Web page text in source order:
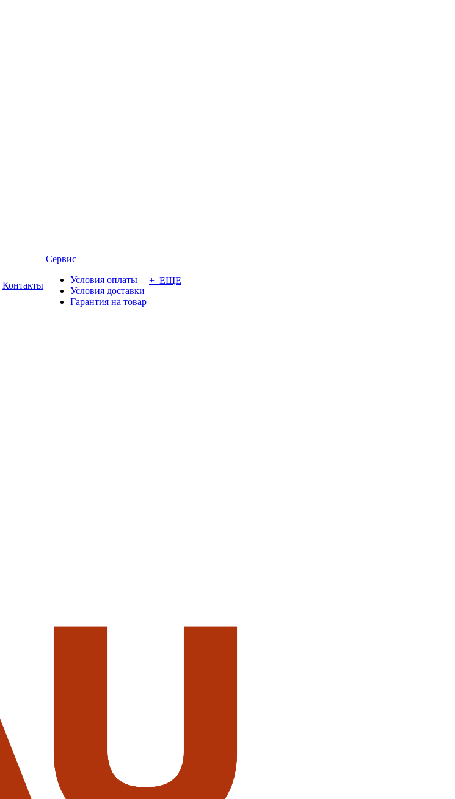
Контакты
Сервис
Условия оплаты
Условия доставки
Гарантия на товар
+ ЕЩЕ